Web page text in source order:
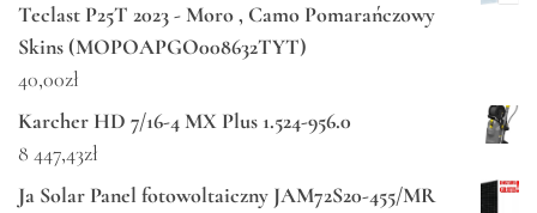
Teclast P25T 2023 - Moro , Camo Pomarańczowy
Skins (MOPOAPGO008632TYT)
40,00zł
Karcher HD 7/16-4 MX Plus 1.524-956.0
8 447,43zł
Ja Solar Panel fotowoltaiczny JAM72S20-455/MR